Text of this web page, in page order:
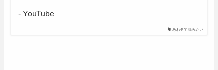
あわせて読みたい
- YouTube